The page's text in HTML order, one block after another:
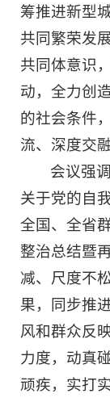
筹推进新型
共同繁荣发
共同体意识
动，全力创
的社会条件
流、深度交融
会议强
关于党的自
全国、全省
整治总结暨
减、尺度不
果，同步推
风和群众反
力度，动真
顽疾，实打